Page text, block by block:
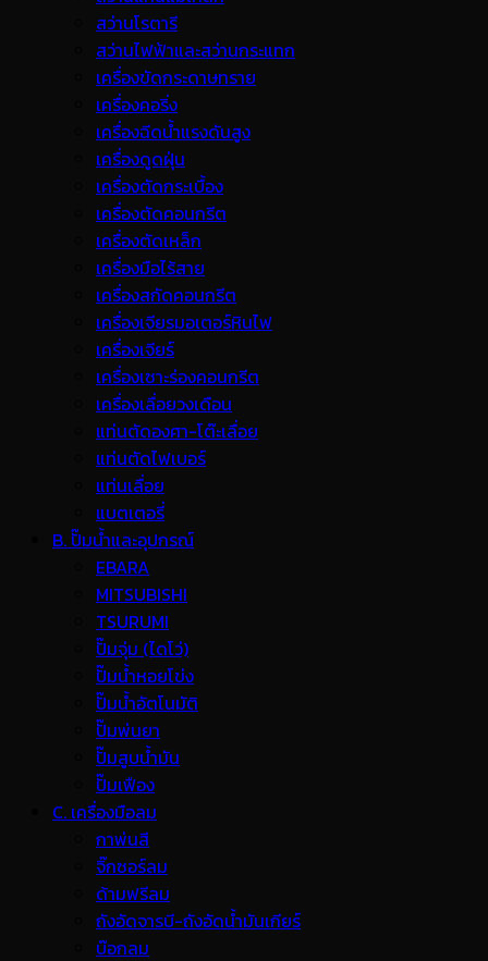
สว่านโรตารี
สว่านไฟฟ้าและสว่านกระแทก
เครื่องขัดกระดาษทราย
เครื่องคอริ่ง
เครื่องฉีดน้ำแรงดันสูง
เครื่องดูดฝุ่น
เครื่องตัดกระเบื้อง
เครื่องตัดคอนกรีต
เครื่องตัดเหล็ก
เครื่องมือไร้สาย
เครื่องสกัดคอนกรีต
เครื่องเจียรมอเตอร์หินไฟ
เครื่องเจียร์
เครื่องเซาะร่องคอนกรีต
เครื่องเลื่อยวงเดือน
แท่นตัดองศา-โต๊ะเลื่อย
แท่นตัดไฟเบอร์
แท่นเลื่อย
แบตเตอรี่
B. ปั๊มน้ำและอุปกรณ์
EBARA
MITSUBISHI
TSURUMI
ปั๊มจุ่ม (ไดโว่)
ปั๊มน้ำหอยโข่ง
ปั๊มน้ำอัตโนมัติ
ปั๊มพ่นยา
ปั๊มสูบน้ำมัน
ปั๊มเฟือง
C. เครื่องมือลม
กาพ่นสี
จิ๊กซอร์ลม
ด้ามฟรีลม
ถังอัดจารบี-ถังอัดน้ำมันเกียร์
บ๊อกลม